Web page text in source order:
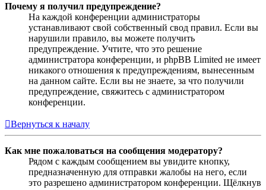
Почему я получил предупреждение?
На каждой конференции администраторы
устанавливают свой собственный свод правил. Если вы
нарушили правило, вы можете получить
предупреждение. Учтите, что это решение
администратора конференции, и phpBB Limited не имеет
никакого отношения к предупреждениям, вынесенным
на данном сайте. Если вы не знаете, за что получили
предупреждение, свяжитесь с администратором
конференции.
Вернуться к началу
Как мне пожаловаться на сообщения модератору?
Рядом с каждым сообщением вы увидите кнопку,
предназначенную для отправки жалобы на него, если
это разрешено администратором конференции. Щёлкнув